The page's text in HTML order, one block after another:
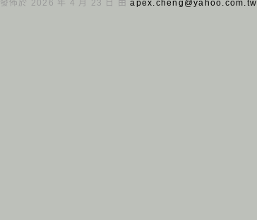
發佈於 2026 年 4 月 23 日 由apex.cheng@yahoo.com.tw